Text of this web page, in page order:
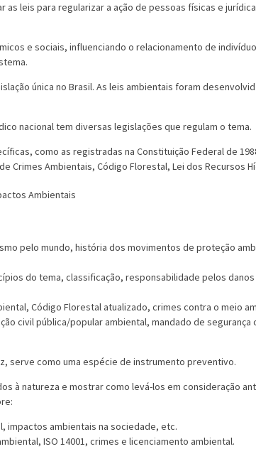
leis para regularizar a ação de pessoas físicas e
e sociais, influenciando o relacionamento de
única no Brasil. As leis ambientais foram
nacional tem diversas legislações que regulam o tema.
como as registradas na Constituição Federal de
Crimes Ambientais, Código Florestal, Lei dos Recursos
Ambientais
pelo mundo, história dos movimentos de proteção
do tema, classificação, responsabilidade pelos danos
Código Florestal atualizado, crimes contra o meio
civil pública/popular ambiental, mandado de segurança
serve como uma espécie de instrumento preventivo.
à natureza e mostrar como levá-los em consideração
impactos ambientais na sociedade, etc.
ISO 14001, crimes e licenciamento ambiental.